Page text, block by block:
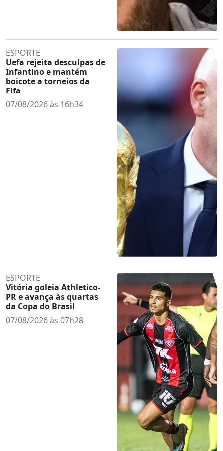
ESPORTE
Uefa rejeita desculpas de
Infantino e mantém
boicote a torneios da
Fifa
07/08/2026 às 16h34
ESPORTE
Vitória goleia Athletico-
PR e avança às quartas
da Copa do Brasil
07/08/2026 às 07h28